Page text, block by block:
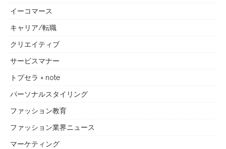
イーコマース
キャリア/転職
クリエイティブ
サービスマナー
トプセラ × note
パーソナルスタイリング
ファッション教育
ファッション業界ニュース
マーケティング